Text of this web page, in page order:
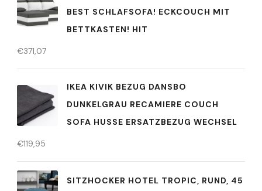
BEST SCHLAFSOFA! ECKCOUCH MIT
BETTKASTEN! HIT
€371,07
IKEA KIVIK BEZUG DANSBO
DUNKELGRAU RECAMIERE COUCH
SOFA HUSSE ERSATZBEZUG WECHSEL
€119,95
SITZHOCKER HOTEL TROPIC, RUND, 45